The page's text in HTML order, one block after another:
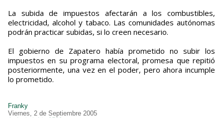
La subida de impuestos afectarán a los combustibles,
electricidad, alcohol y tabaco. Las comunidades autónomas
podrán practicar subidas, si lo creen necesario.
El gobierno de Zapatero había prometido no subir los
impuestos en su programa electoral, promesa que repitió
posteriormente, una vez en el poder, pero ahora incumple
lo prometido.
Franky
Viernes, 2 de Septiembre 2005